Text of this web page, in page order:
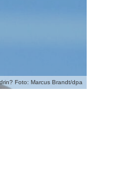
Foto: Marcus Brandt/dpa